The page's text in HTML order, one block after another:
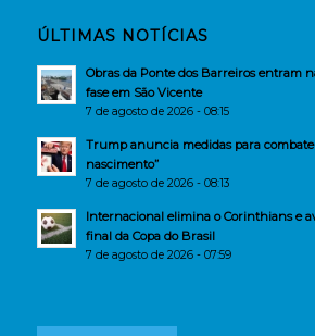
ÚLTIMAS NOTÍCIAS
Obras da Ponte dos Barreiros entram
fase em São Vicente
7 de agosto de 2026 - 08:15
Trump anuncia medidas para
nascimento”
7 de agosto de 2026 - 08:13
Internacional elimina o Corinthians e
final da Copa do Brasil
7 de agosto de 2026 - 07:59